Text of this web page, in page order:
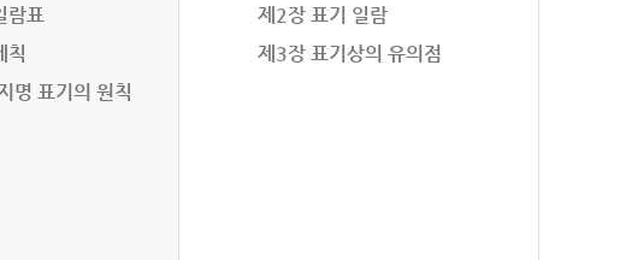
람표
칙
명 표기의 원칙
제2장 표기 일람
제3장 표기상의 유의점